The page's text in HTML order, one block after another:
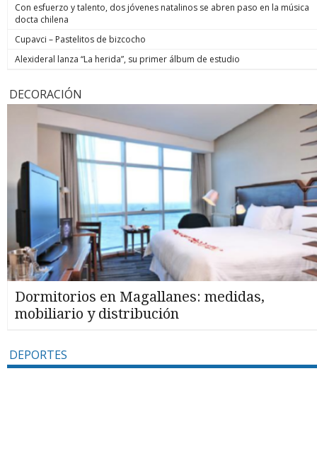
Con esfuerzo y talento, dos jóvenes natalinos se abren paso en la música
docta chilena
Cupavci – Pastelitos de bizcocho
Alexideral lanza “La herida”, su primer álbum de estudio
DECORACIÓN
Dormitorios en Magallanes: medidas,
mobiliario y distribución
DEPORTES